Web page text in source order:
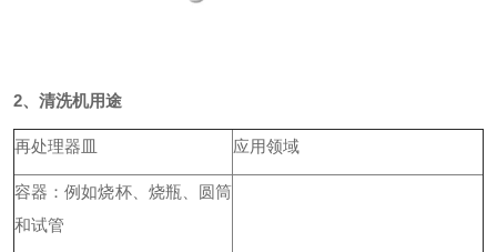
2、清洗机用途
再处理器皿 应用领域
容器：例如烧杯、烧瓶、圆筒
和试管